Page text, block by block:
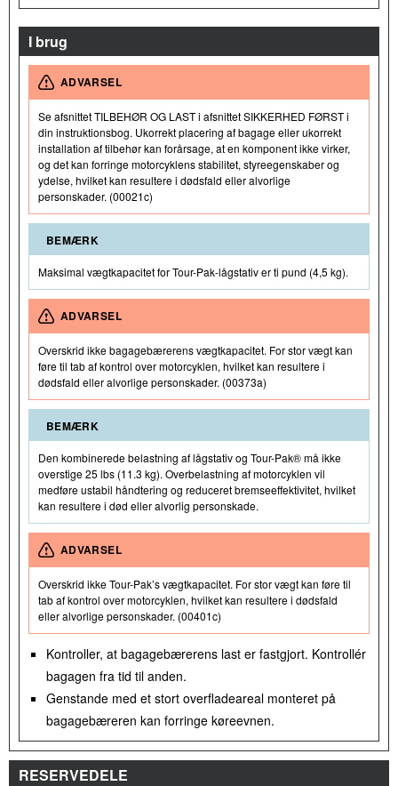
I brug
ADVARSEL
Se afsnittet TILBEHØR OG LAST i afsnittet SIKKERHED FØRST i
din instruktionsbog. Ukorrekt placering af bagage eller ukorrekt
installation af tilbehør kan forårsage, at en komponent ikke virker,
og det kan forringe motorcyklens stabilitet, styreegenskaber og
ydelse, hvilket kan resultere i dødsfald eller alvorlige
personskader. (00021c)
BEMÆRK
Maksimal vægtkapacitet for Tour-Pak-lågstativ er ti pund (4,5 kg).
ADVARSEL
Overskrid ikke bagagebærerens vægtkapacitet. For stor vægt kan
føre til tab af kontrol over motorcyklen, hvilket kan resultere i
dødsfald eller alvorlige personskader. (00373a)
BEMÆRK
Den kombinerede belastning af lågstativ og Tour-Pak® må ikke
overstige 25 lbs (11.3 kg). Overbelastning af motorcyklen vil
medføre ustabil håndtering og reduceret bremseeffektivitet, hvilket
kan resultere i død eller alvorlig personskade.
ADVARSEL
Overskrid ikke Tour-Pak’s vægtkapacitet. For stor vægt kan føre til
tab af kontrol over motorcyklen, hvilket kan resultere i dødsfald
eller alvorlige personskader. (00401c)
Kontroller, at bagagebærerens last er fastgjort. Kontrollér
bagagen fra tid til anden.
Genstande med et stort overfladeareal monteret på
bagagebæreren kan forringe køreevnen.
RESERVEDELE